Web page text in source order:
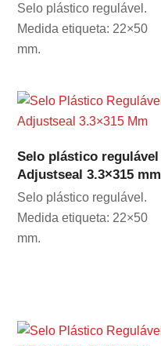
Selo plástico regulável.
Medida etiqueta: 22×50
mm.
Selo plástico regulável
Adjustseal 3.3×315 mm
Selo plástico regulável.
Medida etiqueta: 22×50
mm.